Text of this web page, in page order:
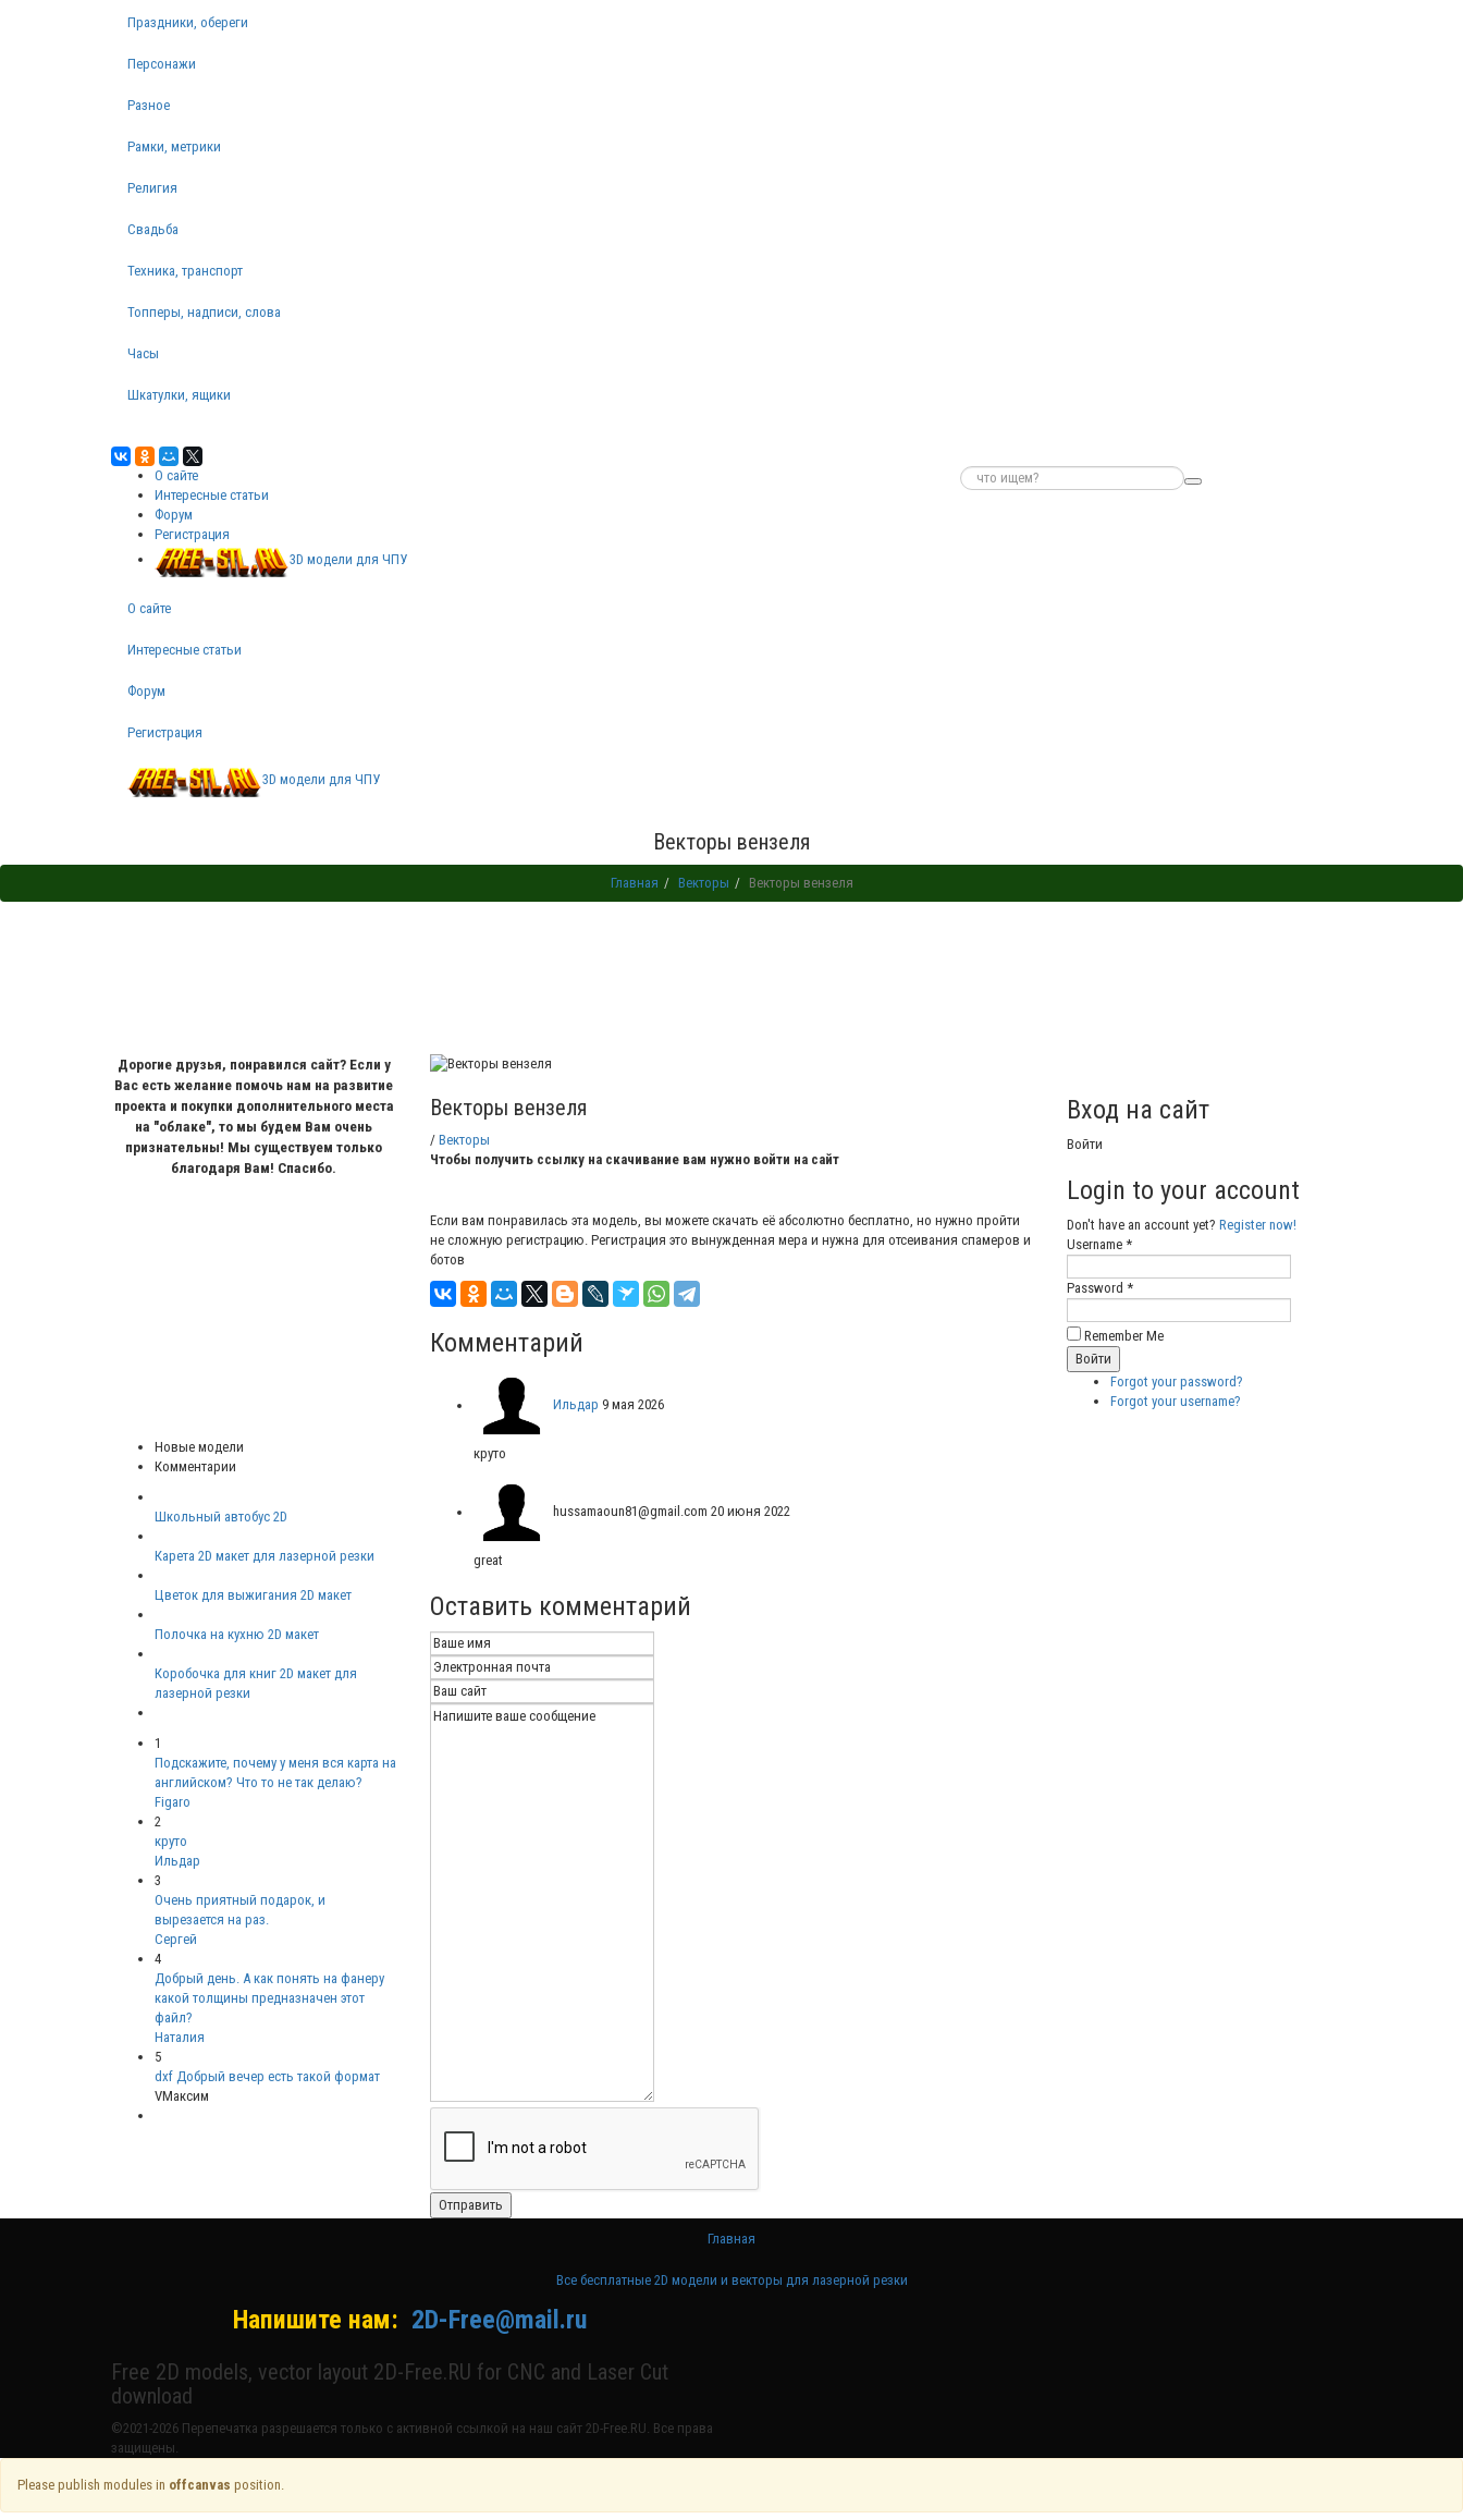
Праздники, обереги
Персонажи
Разное
Рамки, метрики
Религия
Свадьба
Техника, транспорт
Топперы, надписи, слова
Часы
Шкатулки, ящики
О сайте
Интересные статьи
Форум
Регистрация
3D модели для ЧПУ
О сайте
Интересные статьи
Форум
Регистрация
3D модели для ЧПУ
Векторы вензеля
Главная Векторы Векторы вензеля
Дорогие друзья, понравился сайт? Если у
Вас есть желание помочь нам на развитие
проекта и покупки дополнительного места
на "облаке", то мы будем Вам очень
признательны! Мы существуем только
благодаря Вам! Спасибо.
Новые модели
Комментарии
Школьный автобус 2D
Карета 2D макет для лазерной резки
Цветок для выжигания 2D макет
Полочка на кухню 2D макет
Коробочка для книг 2D макет для
лазерной резки
1
Подскажите, почему у меня вся карта на
английском? Что то не так делаю?
Figaro
2
круто
Ильдар
3
Очень приятный подарок, и
вырезается на раз.
Сергей
4
Добрый день. А как понять на фанеру
какой толщины предназначен этот
файл?
Наталия
5
dxf Добрый вечер есть такой формат
VМаксим
Векторы вензеля
/ Векторы
Чтобы получить ссылку на скачивание вам нужно войти на сайт
Если вам понравилась эта модель, вы можете скачать её абсолютно бесплатно, но нужно пройти
не сложную регистрацию. Регистрация это вынужденная мера и нужна для отсеивания спамеров и
ботов
Комментарий
Ильдар 9 мая 2026
круто
hussamaoun81@gmail.com 20 июня 2022
great
Оставить комментарий
Вход на сайт
Войти
Login to your account
Don't have an account yet? Register now!
Username *
Password *
Remember Me
Forgot your password?
Forgot your username?
Главная
Все бесплатные 2D модели и векторы для лазерной резки
Напишите нам: 2D-Free@mail.ru
Free 2D models, vector layout 2D-Free.RU for CNC and Laser Cut
download
©2021-2026 Перепечатка разрешается только с активной ссылкой на наш сайт 2D-Free.RU. Все права
защищены.
Please publish modules in offcanvas position.